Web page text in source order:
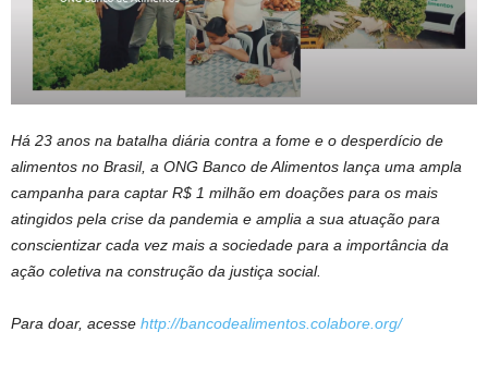
Há 23 anos na batalha diária contra a fome e o desperdício de
alimentos no Brasil, a ONG Banco de Alimentos lança uma ampla
campanha para captar R$ 1 milhão em doações para os mais
atingidos pela crise da pandemia e amplia a sua atuação para
conscientizar cada vez mais a sociedade para a importância da
ação coletiva na construção da justiça social.
Para doar, acesse http://bancodealimentos.colabore.org/